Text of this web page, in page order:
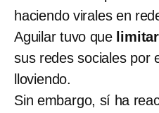
haciendo virales en
Aguilar tuvo que
sus redes sociales por
lloviendo.
Sin embargo, sí ha